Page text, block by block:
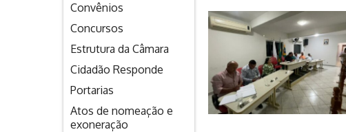
Convênios
Concursos
Estrutura da Câmara
Cidadão Responde
Portarias
Atos de nomeação e
exoneração